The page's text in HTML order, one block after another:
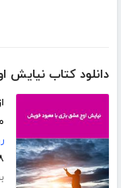
دانلود کتاب